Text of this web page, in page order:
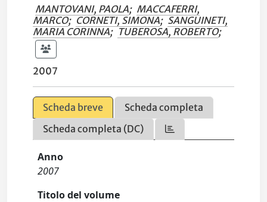
MANTOVANI, PAOLA; MACCAFERRI,
MARCO; CORNETI, SIMONA; SANGUINETI,
MARIA CORINNA; TUBEROSA, ROBERTO;
2007
Scheda breve
Scheda completa
Scheda completa (DC)
Anno
2007
Titolo del volume